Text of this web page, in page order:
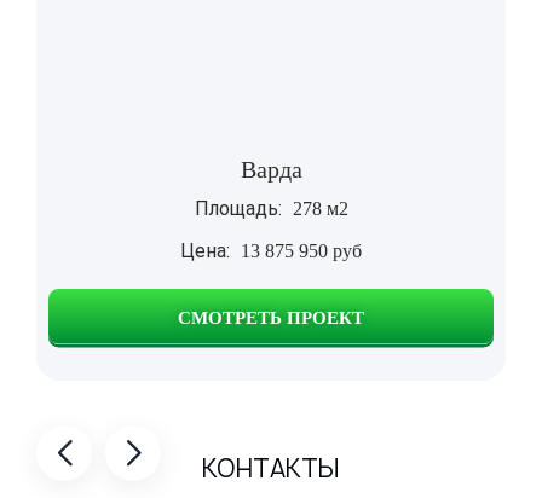
Варда
Площадь: 278 м2
Цена: 13 875 950 руб
СМОТРЕТЬ ПРОЕКТ
КОНТАКТЫ